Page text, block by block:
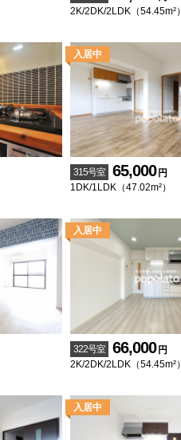
2K/2DK/2LDK（54.45m²）
315号室 65,000 円
1DK/1LDK（47.02m²）
322号室 66,000 円
2K/2DK/2LDK（54.45m²）